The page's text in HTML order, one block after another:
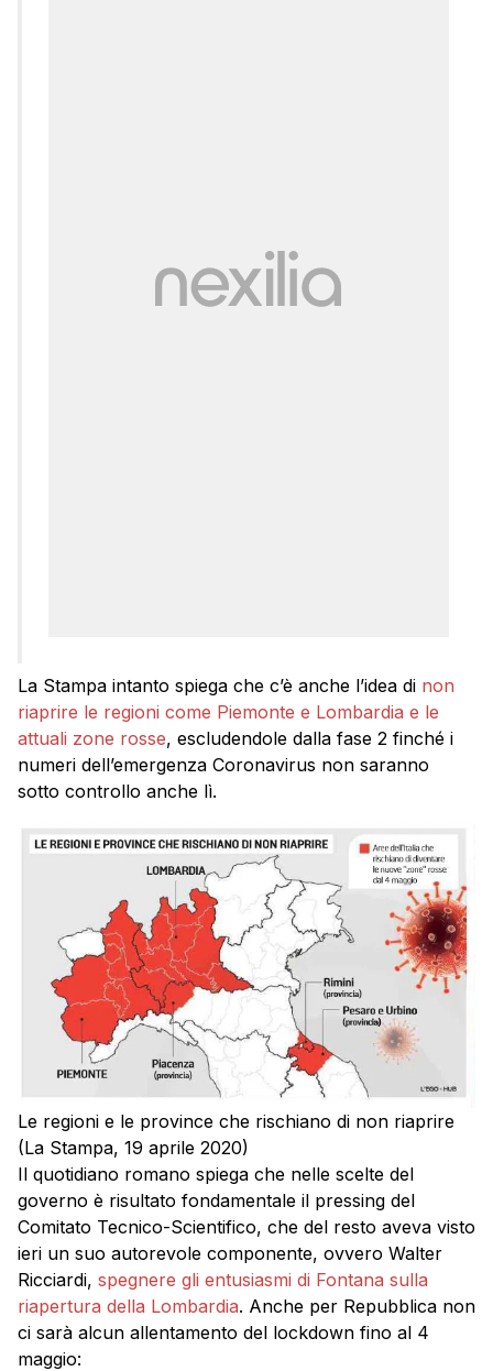
La Stampa intanto spiega che c’è anche l’idea di non
riaprire le regioni come Piemonte e Lombardia e le
attuali zone rosse, escludendole dalla fase 2 finché i
numeri dell’emergenza Coronavirus non saranno
sotto controllo anche lì.
Le regioni e le province che rischiano di non riaprire
(La Stampa, 19 aprile 2020)
Il quotidiano romano spiega che nelle scelte del
governo è risultato fondamentale il pressing del
Comitato Tecnico-Scientifico, che del resto aveva visto
ieri un suo autorevole componente, ovvero Walter
Ricciardi, spegnere gli entusiasmi di Fontana sulla
riapertura della Lombardia. Anche per Repubblica non
ci sarà alcun allentamento del lockdown fino al 4
maggio: